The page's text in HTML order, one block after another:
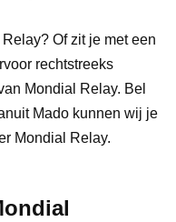
Of zit je met een
rechtstreeks
Mondial Relay. Bel
Mado kunnen wij je
Mondial Relay.